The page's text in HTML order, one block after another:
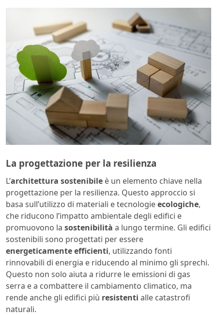
La progettazione per la resilienza
L’architettura sostenibile è un elemento chiave nella
progettazione per la resilienza. Questo approccio si
basa sull’utilizzo di materiali e tecnologieecologiche,
che riducono l’impatto ambientale degli edifici e
promuovono la sostenibilità a lungo termine. Gli edifici
sostenibili sono progettati per essere
energeticamenteefficienti, utilizzando fonti
rinnovabili di energia e riducendo al minimo gli sprechi.
Questo non solo aiuta a ridurre le emissioni di gas
serra e a combattere il cambiamento climatico, ma
rende anche gli edifici più resistenti alle catastrofi
naturali.